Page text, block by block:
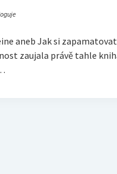
aneb Jak si
zaujala právě tahle